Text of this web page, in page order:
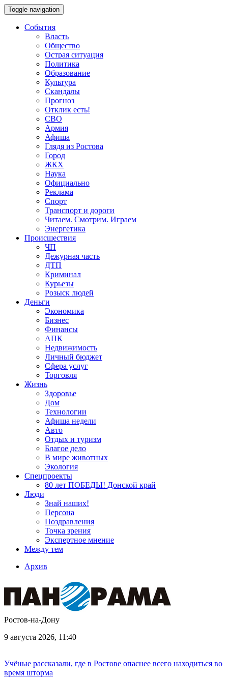
Toggle navigation
События
Власть
Общество
Острая ситуация
Политика
Образование
Культура
Скандалы
Прогноз
Отклик есть!
СВО
Армия
Афиша
Глядя из Ростова
Город
ЖКХ
Наука
Официально
Реклама
Спорт
Транспорт и дороги
Читаем. Смотрим. Играем
Энергетика
Происшествия
ЧП
Дежурная часть
ДТП
Криминал
Курьезы
Розыск людей
Деньги
Экономика
Бизнес
Финансы
АПК
Недвижимость
Личный бюджет
Сфера услуг
Торговля
Жизнь
Здоровье
Дом
Технологии
Афиша недели
Авто
Отдых и туризм
Благое дело
В мире животных
Экология
Спецпроекты
80 лет ПОБЕДЫ! Донской край
Люди
Знай наших!
Персона
Поздравления
Точка зрения
Экспертное мнение
Между тем
Архив
Ростов-на-Дону
9 августа 2026, 11:40
Учёные рассказали, где в Ростове опаснее всего находиться во
время шторма